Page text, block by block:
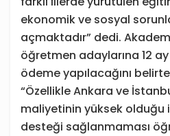
ekonomik ve sosyal
açmaktadır” dedi.
öğretmen adaylarına 12
ödeme yapılacağını
“Özellikle Ankara ve
maliyetinin yüksek olduğu
desteği sağlanmaması